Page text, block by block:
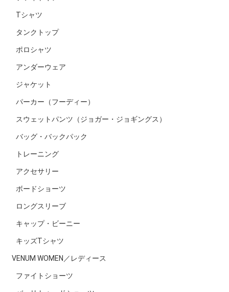
Tシャツ
タンクトップ
ポロシャツ
アンダーウェア
ジャケット
パーカー（フーディー）
スウェットパンツ（ジョガー・ジョギングス）
バッグ・バックパック
トレーニング
アクセサリー
ボードショーツ
ロングスリーブ
キャップ・ビーニー
キッズTシャツ
VENUM WOMEN／レディース
ファイトショーツ